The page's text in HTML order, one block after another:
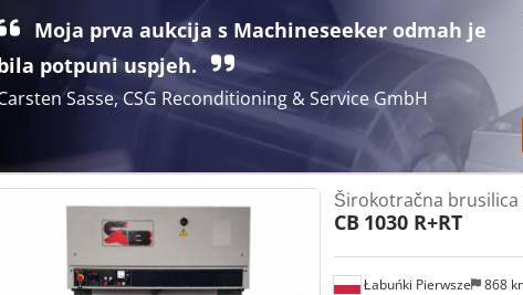
Moja prva aukcija s Machineseeker odmah je
potpuni uspjeh.
Sasse, CSG Reconditioning & Service GmbH
Łabuńki Pierwsze 868
Širokotračna brusilica
CB 1030 R+RT